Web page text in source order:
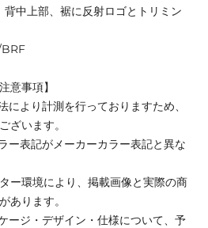
中上部、裾に反射ロゴとトリミン
BRF
意事項】
より計測を行っておりますため、
ざいます。
ー表記がメーカーカラー表記と異な
ー環境により、掲載画像と実際の商
あります。
ージ・デザイン・仕様について、予